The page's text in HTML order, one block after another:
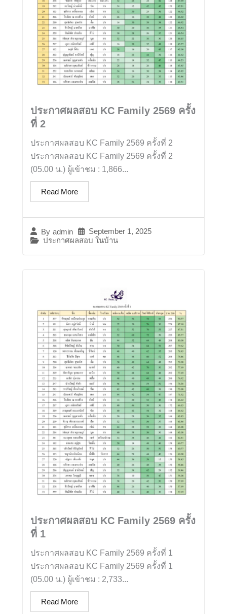
ประกาศผลสอบ KC Family 2569 ครั้ง
ที่ 2
By admin
September 1, 2025
ประกาศผลสอบ ในบ้าน
ประกาศผลสอบ KC Family 2569 ครั้งที่ 2
ประกาศผลสอบ KC Family 2569 ครั้งที่ 2
(05.00 น.) ผู้เข้าชม : 1,866...
Read More
ประกาศผลสอบ KC Family 2569 ครั้ง
ที่ 1
ประกาศผลสอบ KC Family 2569 ครั้งที่ 1
ประกาศผลสอบ KC Family 2569 ครั้งที่ 1
(05.00 น.) ผู้เข้าชม : 2,733...
Read More